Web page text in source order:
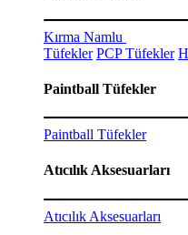
Kırma Namlu
Tüfekler PCP Tüfekler
Paintball Tüfekler
Paintball Tüfekler
Atıcılık Aksesuarları
Atıcılık Aksesuarları